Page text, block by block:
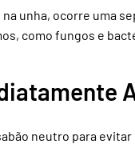
unha, ocorre uma
como fungos e
neutro para